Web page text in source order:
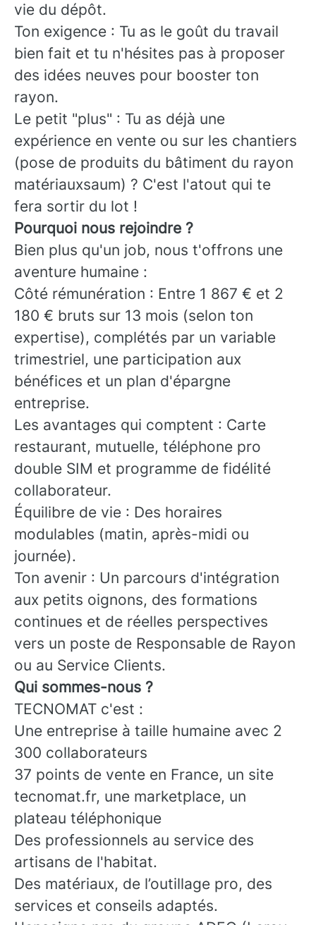
vie du dépôt.
Ton exigence : Tu as le goût du travail
bien fait et tu n'hésites pas à proposer
des idées neuves pour booster ton
rayon.
Le petit "plus" : Tu as déjà une
expérience en vente ou sur les chantiers
(pose de produits du bâtiment du rayon
matériauxsaum) ? C'est l'atout qui te
fera sortir du lot !
Pourquoi nous rejoindre ?
Bien plus qu'un job, nous t'offrons une
aventure humaine :
Côté rémunération : Entre 1 867 € et 2
180 € bruts sur 13 mois (selon ton
expertise), complétés par un variable
trimestriel, une participation aux
bénéfices et un plan d'épargne
entreprise.
Les avantages qui comptent : Carte
restaurant, mutuelle, téléphone pro
double SIM et programme de fidélité
collaborateur.
Équilibre de vie : Des horaires
modulables (matin, après-midi ou
journée).
Ton avenir : Un parcours d'intégration
aux petits oignons, des formations
continues et de réelles perspectives
vers un poste de Responsable de Rayon
ou au Service Clients.
Qui sommes-nous ?
TECNOMAT c'est :
Une entreprise à taille humaine avec 2
300 collaborateurs
37 points de vente en France, un site
tecnomat.fr, une marketplace, un
plateau téléphonique
Des professionnels au service des
artisans de l'habitat.
Des matériaux, de l’outillage pro, des
services et conseils adaptés.